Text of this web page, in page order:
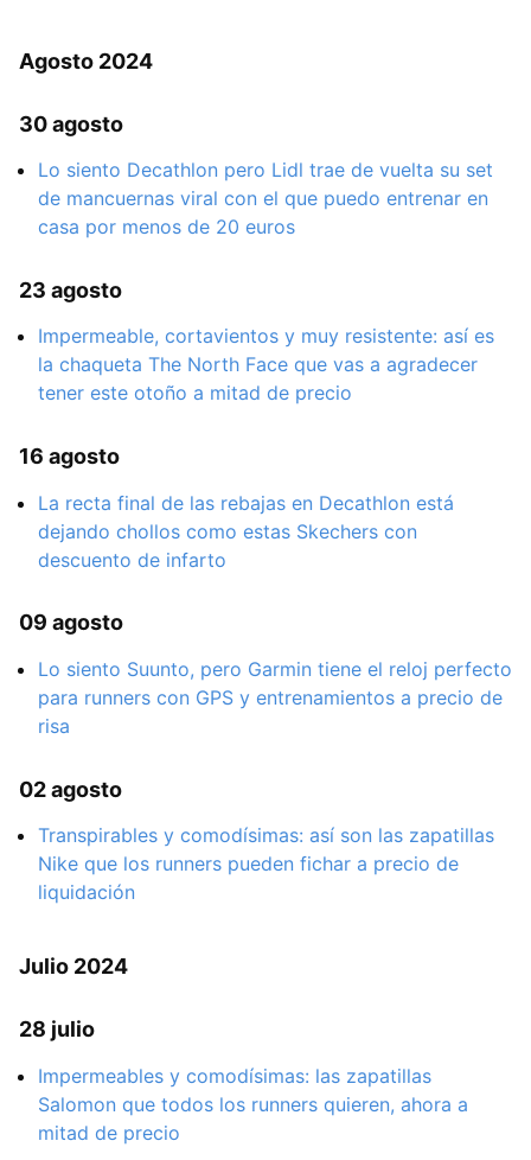
Agosto 2024
30 agosto
Lo siento Decathlon pero Lidl trae de vuelta su set
de mancuernas viral con el que puedo entrenar en
casa por menos de 20 euros
23 agosto
Impermeable, cortavientos y muy resistente: así es
la chaqueta The North Face que vas a agradecer
tener este otoño a mitad de precio
16 agosto
La recta final de las rebajas en Decathlon está
dejando chollos como estas Skechers con
descuento de infarto
09 agosto
Lo siento Suunto, pero Garmin tiene el reloj perfecto
para runners con GPS y entrenamientos a precio de
risa
02 agosto
Transpirables y comodísimas: así son las zapatillas
Nike que los runners pueden fichar a precio de
liquidación
Julio 2024
28 julio
Impermeables y comodísimas: las zapatillas
Salomon que todos los runners quieren, ahora a
mitad de precio